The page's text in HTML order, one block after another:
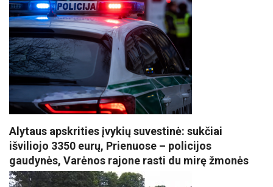
Alytaus apskrities įvykių suvestinė: sukčiai
išviliojo 3350 eurų, Prienuose – policijos
gaudynės, Varėnos rajone rasti du mirę žmonės